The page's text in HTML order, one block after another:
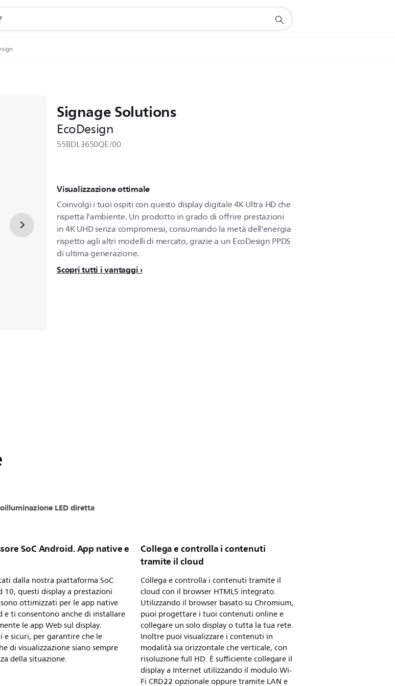
Signage Solutions
EcoDesign
55BDL3650QE/00
Visualizzazione ottimale
Coinvolgi i tuoi ospiti con questo display digitale 4K Ultra HD che
rispetta l'ambiente. Un prodotto in grado di offrire prestazioni
in 4K UHD senza compromessi, consumando la metà dell'energia
rispetto agli altri modelli di mercato, grazie a un EcoDesign PPDS
di ultima generazione.
Scopri tutti i vantaggi
LED diretta
SoC Android. App native e
dalla nostra piattaforma SoC
10, questi display a prestazioni
ottimizzati per le app native
e ti consentono anche di installare
le app Web sul display.
e sicuri, per garantire che le
di visualizzazione siano sempre
della situazione.
Collega e controlla i contenuti
tramite il cloud
Collega e controlla i contenuti tramite il
cloud con il browser HTML5 integrato.
Utilizzando il browser basato su Chromium,
puoi progettare i tuoi contenuti online e
collegare un solo display o tutta la tua rete.
Inoltre puoi visualizzare i contenuti in
modalità sia orizzontale che verticale, con
risoluzione full HD. È sufficiente collegare il
display a Internet utilizzando il modulo Wi-
Fi CRD22 opzionale oppure tramite LAN e